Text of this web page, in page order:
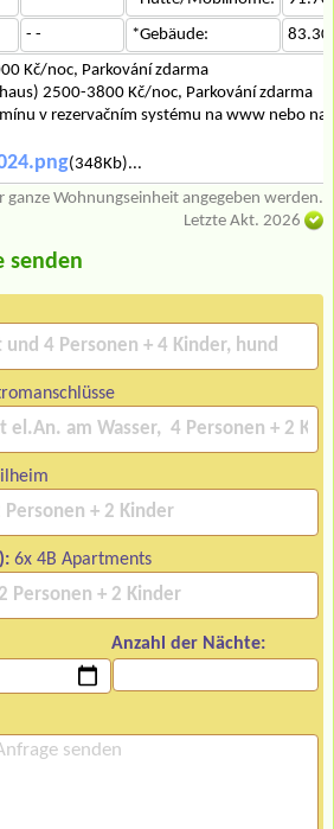
- - *Gebäude:
Kč/noc, Parkování zdarma
2500-3800 Kč/noc, Parkování zdarma
v rezervačním systému na www nebo na
(348Kb)...
ganze Wohnungseinheit angegeben werden.
Letzte Akt. 2026
senden
6x 4B Apartments
Anzahl der Nächte: